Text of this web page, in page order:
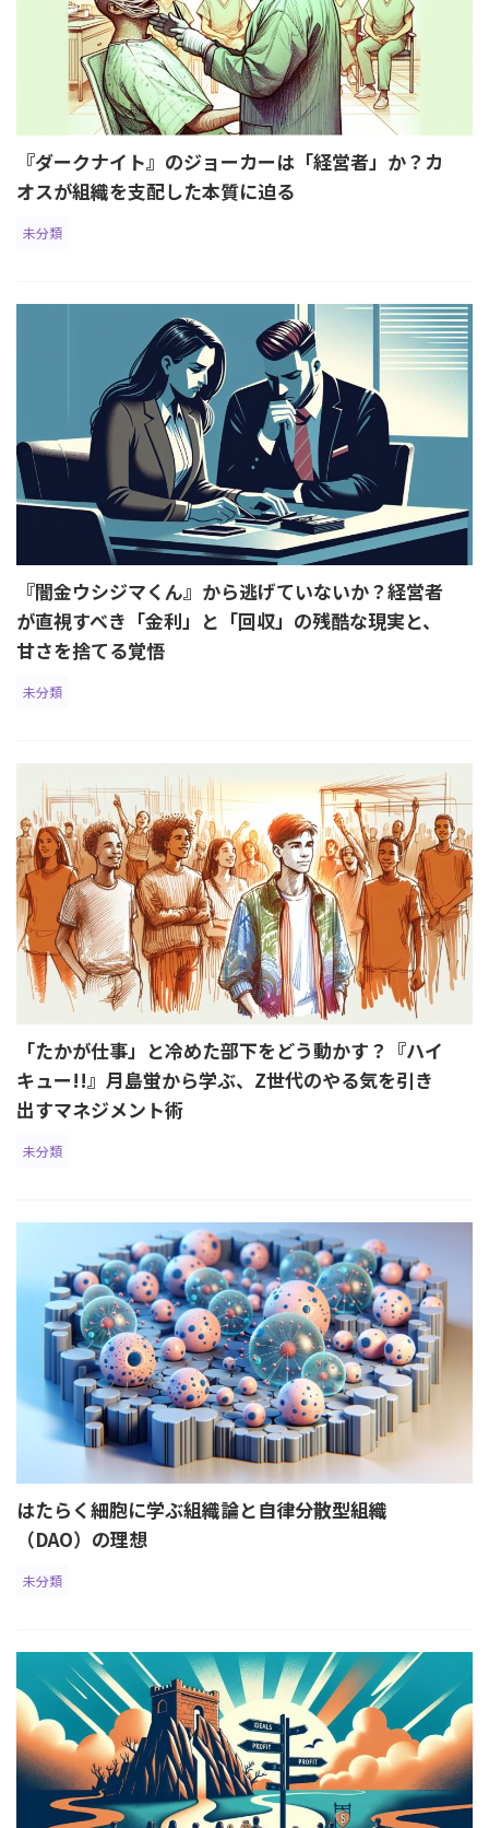
『ダークナイト』のジョーカーは「経営者」か？カ
オスが組織を支配した本質に迫る
未分類
『闇金ウシジマくん』から逃げていないか？経営者
が直視すべき「金利」と「回収」の残酷な現実と、
甘さを捨てる覚悟
未分類
「たかが仕事」と冷めた部下をどう動かす？『ハイ
キュー!!』月島蛍から学ぶ、Z世代のやる気を引き
出すマネジメント術
未分類
はたらく細胞に学ぶ組織論と自律分散型組織
（DAO）の理想
未分類